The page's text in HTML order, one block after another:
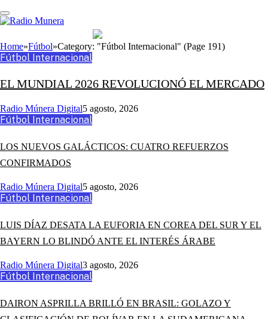
Home»Fútbol»Category: "Fútbol Internacional" (Page 191)
Fútbol Internacional
EL MUNDIAL 2026 REVOLUCIONÓ EL MERCADO
Radio Múnera Digital5 agosto, 2026
Fútbol Internacional
LOS NUEVOS GALÁCTICOS: CUATRO REFUERZOS
CONFIRMADOS
Radio Múnera Digital5 agosto, 2026
Fútbol Internacional
LUIS DÍAZ DESATA LA EUFORIA EN COREA DEL SUR Y EL
BAYERN LO BLINDÓ ANTE EL INTERÉS ÁRABE
Radio Múnera Digital3 agosto, 2026
Fútbol Internacional
DAIRON ASPRILLA BRILLÓ EN BRASIL: GOLAZO Y